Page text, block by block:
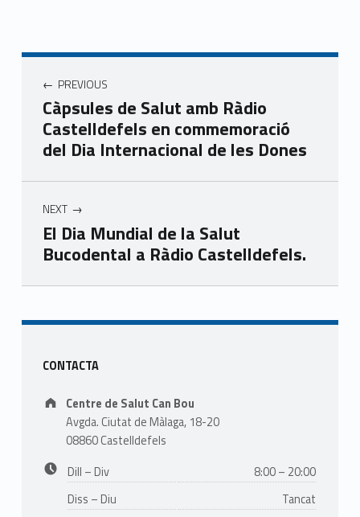
Navegació d'entrades
PREVIOUS
Càpsules de Salut amb Ràdio
Castelldefels en commemoració
del Dia Internacional de les Dones
NEXT
El Dia Mundial de la Salut
Bucodental a Ràdio Castelldefels.
Skip back to main navigation
Sidebar
CONTACTA
Address:
Centre de Salut Can Bou
Avgda. Ciutat de Màlaga, 18-20
08860 Castelldefels
Business hours:
Dill – Div
8:00 – 20:00
Diss – Diu
Tancat